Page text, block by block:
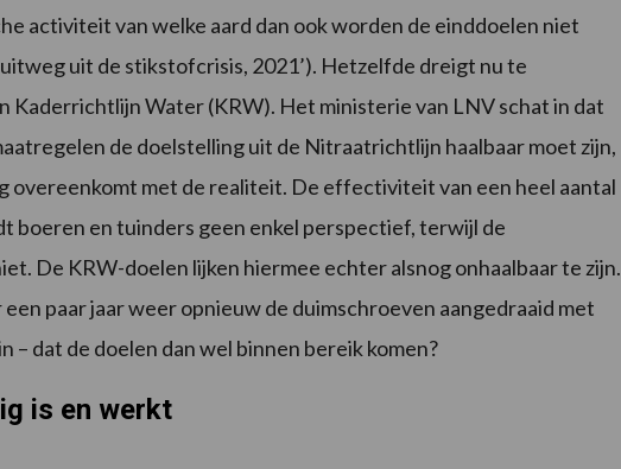
activiteit van welke aard dan ook worden de einddoelen niet
uit de stikstofcrisis, 2021’). Hetzelfde dreigt nu te
Kaderrichtlijn Water (KRW). Het ministerie van LNV schat in dat
de doelstelling uit de Nitraatrichtlijn haalbaar moet zijn,
overeenkomt met de realiteit. De effectiviteit van een heel aantal
boeren en tuinders geen enkel perspectief, terwijl de
De KRW-doelen lijken hiermee echter alsnog onhaalbaar te zijn.
paar jaar weer opnieuw de duimschroeven aangedraaid met
– dat de doelen dan wel binnen bereik komen?
is en werkt